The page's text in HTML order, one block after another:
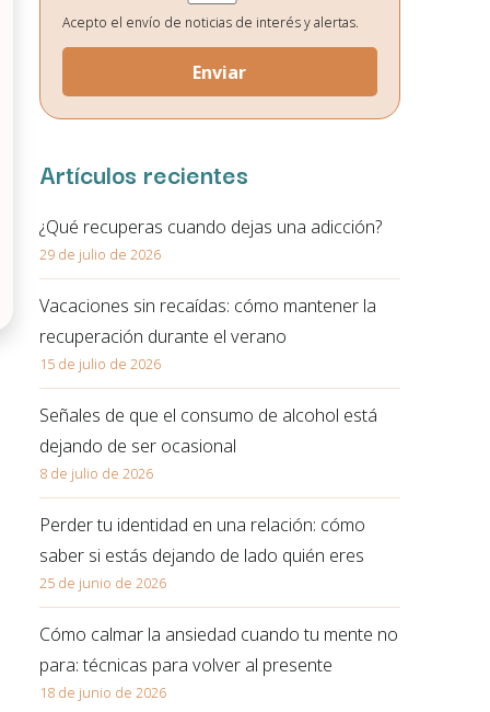
Destinatarios de los datos:
No existe ninguna cesión de datos
prevista, salvo obligación legal.
Derechos:
supresión, oposición, portabilidad y retirada de
consentimiento de sus datos personales en la dirección de
Acepto el envío de noticias de interés y alertas.
Artículos recientes
¿Qué recuperas cuando dejas una adicción?
29 de julio de 2026
Vacaciones sin recaídas: cómo mantener la
recuperación durante el verano
15 de julio de 2026
Señales de que el consumo de alcohol está
dejando de ser ocasional
8 de julio de 2026
Perder tu identidad en una relación: cómo
saber si estás dejando de lado quién eres
25 de junio de 2026
Cómo calmar la ansiedad cuando tu mente no
para: técnicas para volver al presente
18 de junio de 2026